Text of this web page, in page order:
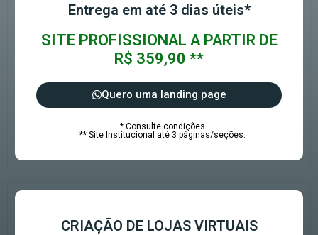
Entrega em até 3 dias úteis*
SITE PROFISSIONAL A PARTIR DE
R$ 359,90 **
Quero uma landing page
* Consulte condições
** Site Institucional até 3 páginas/seções.
CRIAÇÃO DE LOJAS VIRTUAIS